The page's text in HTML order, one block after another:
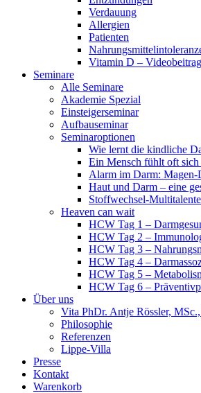
Verdauung
Allergien
Patienten
Vitamin D – Videobeitrag
Seminare
Alle Seminare
Akademie Spezial
Einsteigerseminar
Aufbauseminar
Seminaroptionen
Wie lernt die kindliche
Ein Mensch fühlt oft
Alarm im Darm: Magen-
Haut und Darm – eine
Stoffwechsel-
Heaven can wait
HCW Tag 1 –
HCW Tag 2 –
HCW Tag 3 –
HCW Tag 4 –
HCW Tag 5 –
HCW Tag 6 –
Über uns
Vita PhDr. Antje Rössler,
Philosophie
Referenzen
Lippe-Villa
Presse
Kontakt
Warenkorb